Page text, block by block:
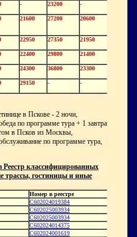
- 23200 -
21600 27200 20600
22950 27350 21950
22400 29800 21400
24300 36800 23300
29150 - -
в Пскове - 2 ночи,
по программе тура + 1 завтрак
в Псков из Москвы,
по программе тура,
Реестр классифицированных
трассы, гостиницы и иные
Номер в реестре
С602024019384
С602025003934
С602025003934
С602024014375
С602024001619